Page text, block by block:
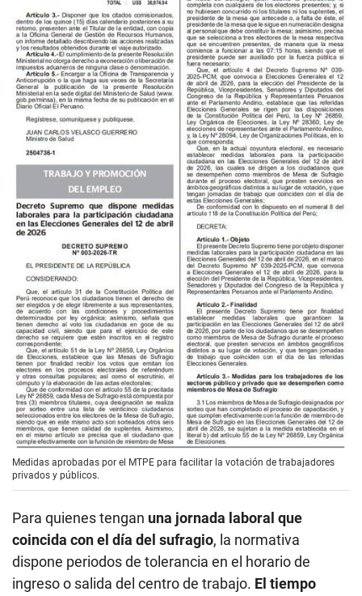
Medidas aprobadas por el MTPE para facilitar la votación de trabajadores
privados y públicos.
Para quienes tengan una jornada laboral que
coincida con el día del sufragio, la normativa
dispone periodos de tolerancia en el horario de
ingreso o salida del centro de trabajo. El tiempo